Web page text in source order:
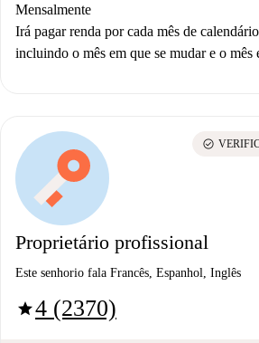
Mensalmente
Irá pagar renda por cada mês de
incluindo o mês em que se mudar e o mês
Proprietário profissional
Este senhorio fala Francês, Espanhol, Inglês
star4 (2370)
check_circle